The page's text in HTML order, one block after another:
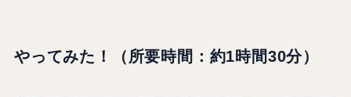
やってみた！（所要時間：約1時間30分）